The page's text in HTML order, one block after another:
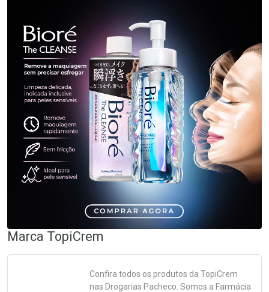
Marca TopiCrem
Confira todos os produtos da TopiCrem
nas Drogarias Pacheco. Somos a Farmácia